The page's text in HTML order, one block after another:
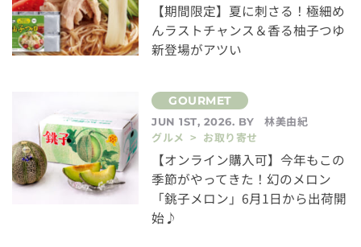
【期間限定】夏に刺さる！極細め
んラストチャンス＆香る柚子つゆ
新登場がアツい
JUN 1ST, 2026. BY
林美由紀
グルメ > お取り寄せ
【オンライン購入可】今年もこの
季節がやってきた！幻のメロン
「銚子メロン」6月1日から出荷開
始♪